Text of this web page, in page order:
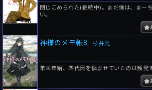
閉じこめられた(継続中)。まだ僕は、まー
い。
神様のメモ帳8 杉井光
年末年始、四代目を悩ませていたのは頻発